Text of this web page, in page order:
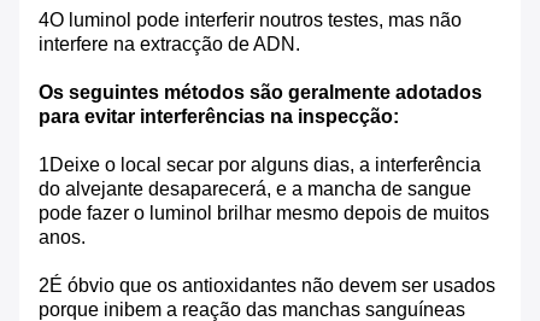
4O luminol pode interferir noutros testes, mas não
interfere na extracção de ADN.
Os seguintes métodos são geralmente adotados
para evitar interferências na inspecção:
1Deixe o local secar por alguns dias, a interferência
do alvejante desaparecerá, e a mancha de sangue
pode fazer o luminol brilhar mesmo depois de muitos
anos.
2É óbvio que os antioxidantes não devem ser usados
porque inibem a reação das manchas sanguíneas